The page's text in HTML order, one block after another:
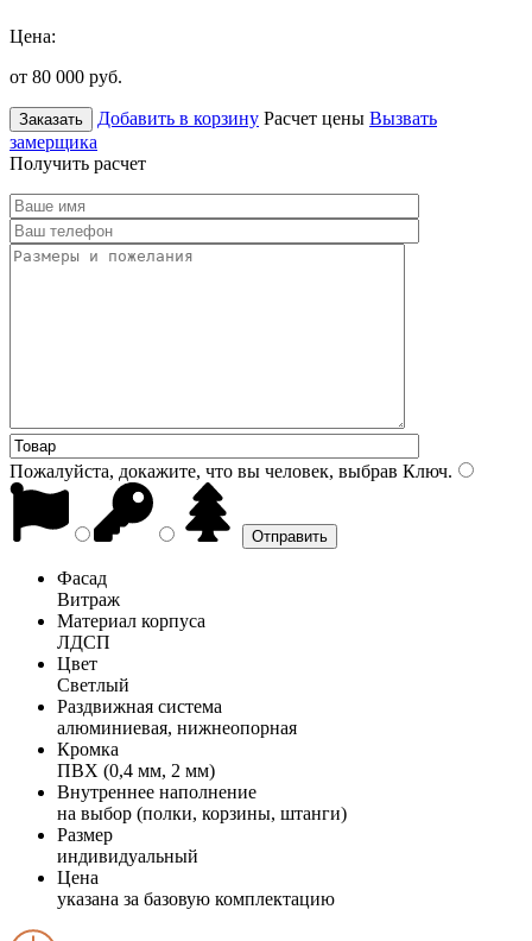
Цена:
от 80 000 руб.
Заказать Добавить в корзину Расчет цены Вызвать
замерщика
Получить расчет
Пожалуйста, докажите, что вы человек, выбрав Ключ.
Фасад
Витраж
Материал корпуса
ЛДСП
Цвет
Светлый
Раздвижная система
алюминиевая, нижнеопорная
Кромка
ПВХ (0,4 мм, 2 мм)
Внутреннее наполнение
на выбор (полки, корзины, штанги)
Размер
индивидуальный
Цена
указана за базовую комплектацию